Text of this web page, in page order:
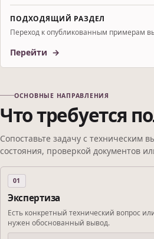
ПОДХОДЯЩИЙ РАЗДЕЛ
Переход к опубликованным примерам
Перейти
ОСНОВНЫЕ НАПРАВЛЕНИЯ
Что требуется
Сопоставьте задачу с техническим
состояния, проверкой документов
01
Экспертиза
Есть конкретный технический вопрос
нужен обоснованный вывод.